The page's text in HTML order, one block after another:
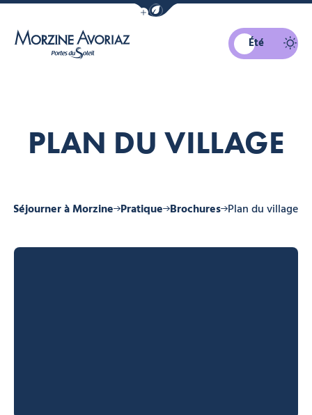
Afficher la barre de navigation du
Été
PLAN DU VILLAGE
Séjourner à Morzine Pratique Brochures Plan du village